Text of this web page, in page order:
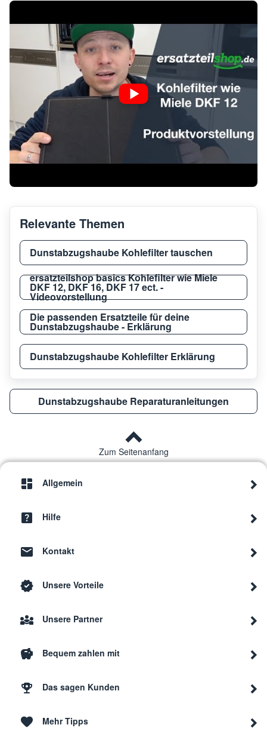
Relevante Themen
Dunstabzugshaube Kohlefilter tauschen
ersatzteilshop basics Kohlefilter wie Miele
DKF 12, DKF 16, DKF 17 ect. -
Videovorstellung
Die passenden Ersatzteile für deine
Dunstabzugshaube - Erklärung
Dunstabzugshaube Kohlefilter Erklärung
Dunstabzugshaube Reparaturanleitungen
Zum Seitenanfang
Allgemein
Hilfe
Kontakt
Unsere Vorteile
Unsere Partner
Bequem zahlen mit
Das sagen Kunden
Mehr Tipps